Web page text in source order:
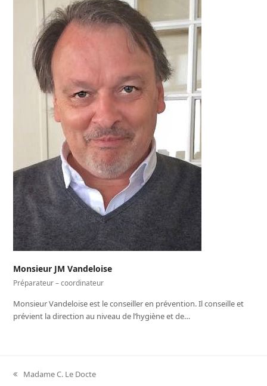
Monsieur JM Vandeloise
Préparateur – coordinateur
Monsieur Vandeloise est le conseiller en prévention. Il conseille et
prévient la direction au niveau de l’hygiène et de…
previous
Madame C. Le Docte